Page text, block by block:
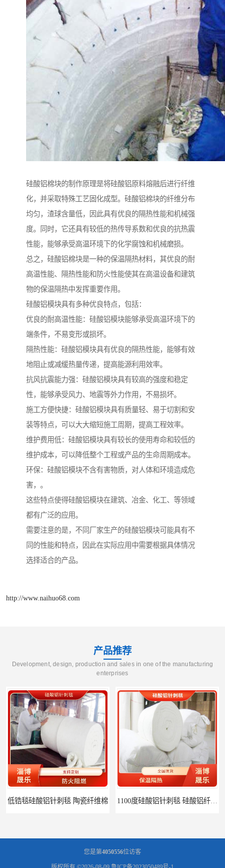
硅酸铝棉块的制作原理是将硅酸铝原料熔融后进行纤维
化，并采取特殊工艺固化成型。硅酸铝棉块的纤维分布
均匀，渣球含量低，因此具有优良的隔热性能和机械强
度。同时，它还具有较低的热传导系数和优良的抗热震
性能，能够承受高温环境下的化学腐蚀和机械磨损。
总之，硅酸铝棉块是一种的保温隔热材料，其优良的耐
高温性能、隔热性能和防火性能使其在高温设备和建筑
物的保温隔热中发挥重要作用。
硅酸铝模块具有多种优良特点，包括：
优良的耐高温性能：硅酸铝模块能够承受高温环境下的
端条件，不易变形或损坏。
隔热性能：硅酸铝模块具有优良的隔热性能，能够有效
地阻止或减缓热量传递，提高能源利用效率。
抗风抗震能力强：硅酸铝模块具有较高的强度和稳定
性，能够承受风力、地震等外力作用，不易损坏。
施工方便快捷：硅酸铝模块具有质量轻、易于切割和安
装等特点，可以大大缩短施工周期，提高工程效率。
维护费用低：硅酸铝模块具有较长的使用寿命和较低的
维护成本，可以降低整个工程或产品的生命周期成本。
环保：硅酸铝模块不含有害物质，对人体和环境造成危
害，。
这些特点使得硅酸铝模块在建筑、冶金、化工、等领域
都有广泛的应用。
需要注意的是，不同厂家生产的硅酸铝模块可能具有不
同的性能和特点，因此在实际应用中需要根据具体情况
选择适合的产品。
http://www.naihuo68.com
产品推荐
Development, design, production and sales in one of the manufacturing
enterprises
锆毯硅酸铝针刺毯 陶瓷纤维棉 1100度硅酸铝针刺毯 硅酸铝纤维毡
您是第4050556位访客